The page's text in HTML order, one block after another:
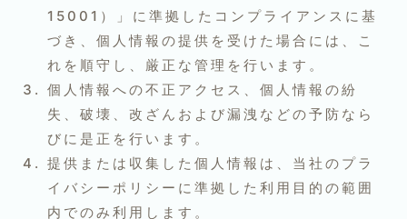
15001）」に準拠したコンプライアンスに基
づき、個人情報の提供を受けた場合には、こ
れを順守し、厳正な管理を行います。
個人情報への不正アクセス、個人情報の紛
失、破壊、改ざんおよび漏洩などの予防なら
びに是正を行います。
提供または収集した個人情報は、当社のプラ
イバシーポリシーに準拠した利用目的の範囲
内でのみ利用します。